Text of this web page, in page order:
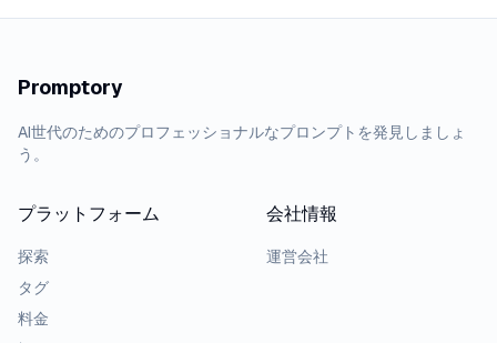
Promptory
AI世代のためのプロフェッショナルなプロンプトを発見しましょ
う。
プラットフォーム
探索
タグ
料金
会社情報
運営会社